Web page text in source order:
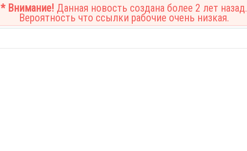
* Внимание! Данная новость создана более 2 лет назад.
Вероятность что ссылки рабочие очень низкая.